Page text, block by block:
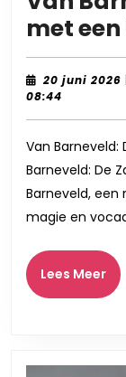
met een
20 juni 2026
08:44
Van Barneveld:
Barneveld: De
Barneveld,
magie en
Lees MeerLees